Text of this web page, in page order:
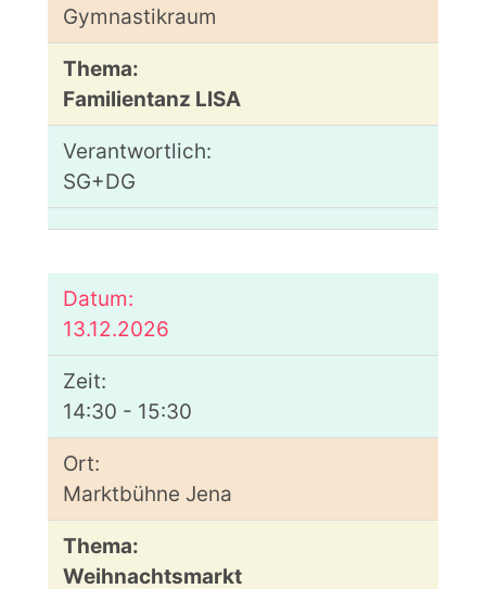
Gymnastikraum
Familientanz LISA
SG+DG
13.12.2026
14:30 - 15:30
Marktbühne Jena
Weihnachtsmarkt